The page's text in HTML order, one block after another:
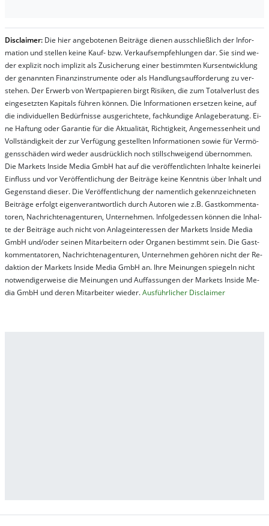
Dis­clai­mer: Die hier an­ge­bo­te­nen Bei­trä­ge die­nen aus­schließ­lich der In­for­
ma­t­ion und stel­len kei­ne Kauf- bzw. Ver­kaufs­em­pfeh­lung­en dar. Sie sind we­
der ex­pli­zit noch im­pli­zit als Zu­sich­er­ung ei­ner be­stim­mt­en Kurs­ent­wick­lung
der ge­nan­nt­en Fi­nanz­in­stru­men­te oder als Handl­ungs­auf­for­der­ung zu ver­
steh­en. Der Er­werb von Wert­pa­pier­en birgt Ri­si­ken, die zum To­tal­ver­lust des
ein­ge­setz­ten Ka­pi­tals füh­ren kön­nen. Die In­for­ma­tion­en er­setz­en kei­ne, auf
die in­di­vi­du­el­len Be­dür­fnis­se aus­ge­rich­te­te, fach­kun­di­ge An­la­ge­be­ra­tung. Ei­
ne Haf­tung oder Ga­ran­tie für die Ak­tu­ali­tät, Rich­tig­keit, An­ge­mes­sen­heit und
Vol­lständ­ig­keit der zur Ver­fü­gung ge­stel­lt­en In­for­ma­tion­en so­wie für Ver­mö­
gens­schä­den wird we­der aus­drück­lich noch stil­lschwei­gend über­nom­men.
Die Mar­kets In­side Me­dia GmbH hat auf die ver­öf­fent­lich­ten In­hal­te kei­ner­lei
Ein­fluss und vor Ver­öf­fent­lich­ung der Bei­trä­ge kei­ne Ken­nt­nis über In­halt und
Ge­gen­stand die­ser. Die Ver­öf­fent­lich­ung der na­ment­lich ge­kenn­zeich­net­en
Bei­trä­ge er­folgt ei­gen­ver­ant­wort­lich durch Au­tor­en wie z.B. Gast­kom­men­ta­
tor­en, Nach­richt­en­ag­en­tur­en, Un­ter­neh­men. In­fol­ge­des­sen kön­nen die In­hal­
te der Bei­trä­ge auch nicht von An­la­ge­in­te­res­sen der Mar­kets In­side Me­dia
GmbH und/oder sei­nen Mit­ar­bei­tern oder Or­ga­nen be­stim­mt sein. Die Gast­
kom­men­ta­tor­en, Nach­rich­ten­ag­en­tur­en, Un­ter­neh­men ge­hör­en nicht der Re­
dak­tion der Mar­kets In­side Me­dia GmbH an. Ihre Mei­nung­en spie­geln nicht
not­wen­di­ger­wei­se die Mei­nung­en und Auf­fas­sung­en der Mar­kets In­side Me­
dia GmbH und de­ren Mit­ar­bei­ter wie­der.Aus­führ­lich­er Dis­clai­mer